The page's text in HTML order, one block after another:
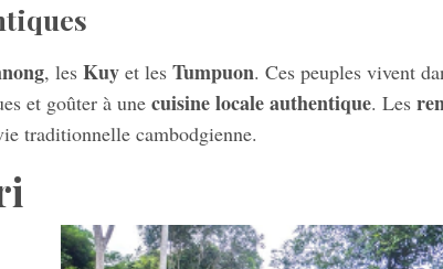
, les Kuy et les Tumpuon. Ces peuples vivent
et goûter à une cuisine locale authentique. Les
traditionnelle cambodgienne.